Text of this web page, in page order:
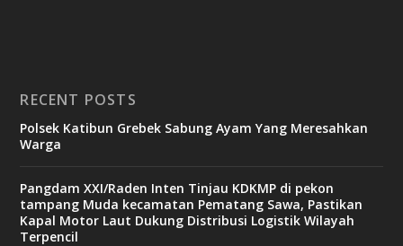
RECENT POSTS
Polsek Katibun Grebek Sabung Ayam Yang Meresahkan
Warga
Pangdam XXI/Raden Inten Tinjau KDKMP di pekon
tampang Muda kecamatan Pematang Sawa, Pastikan
Kapal Motor Laut Dukung Distribusi Logistik Wilayah
Terpencil